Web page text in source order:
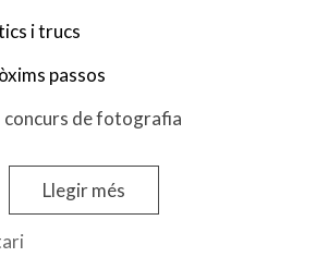
i trucs
passos
Llegir més